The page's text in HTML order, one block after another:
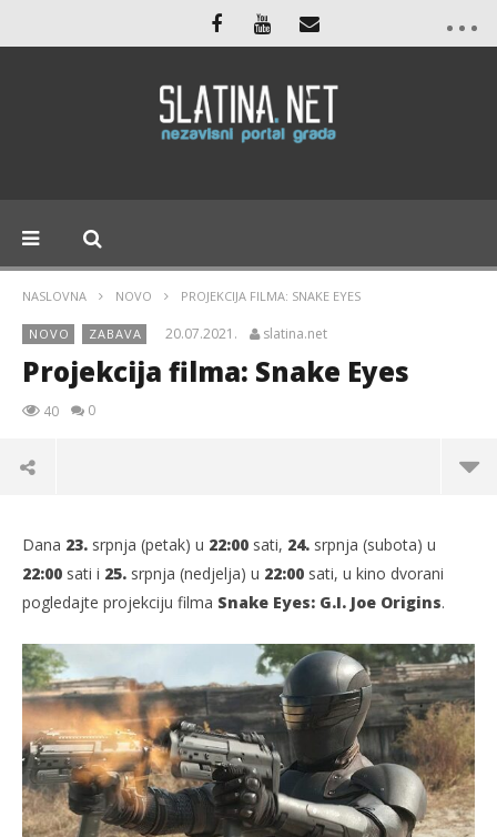
NASLOVNA NOVO PROJEKCIJA FILMA: SNAKE EYES
NOVO ZABAVA 20.07.2021. slatina.net
Projekcija filma: Snake Eyes
40 0
TRENUTNO OTVORENO
Dana 23. srpnja (petak) u 22:00 sati, 24. srpnja (subota) u
22:00 sati i 25. srpnja (nedjelja) u 22:00 sati, u kino dvorani
pogledajte projekciju filma Snake Eyes: G.I. Joe Origins.